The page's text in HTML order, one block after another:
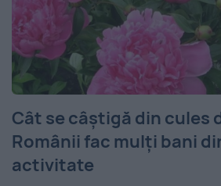
Cât se câștigă din cules
Românii fac mulți bani
activitate